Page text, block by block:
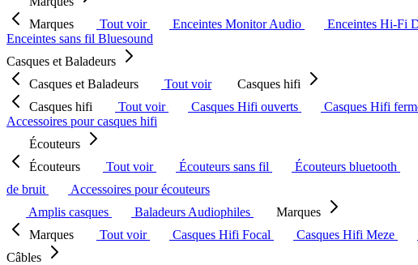
Marques
Tout voir Enceintes Monitor Audio Enceintes Hi-Fi
Enceintes sans fil Bluesound
Casques et Baladeurs
Casques et Baladeurs
Tout voir
Casques hifi
Casques hifi
Tout voir Casques Hifi ouverts Casques Hifi
Accessoires pour casques hifi
Écouteurs
Écouteurs
Tout voir Écouteurs sans fil Écouteurs bluetooth
de bruit
Accessoires pour écouteurs
Amplis casques
Baladeurs Audiophiles
Marques
Marques
Tout voir Casques Hifi Focal Casques Hifi Meze
Câbles